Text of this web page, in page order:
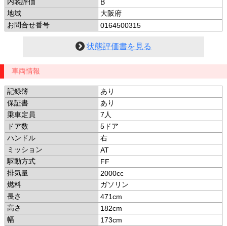
B
地域
大阪府
お問合せ番号
0164500315
状態評価書を見る
車両情報
記録簿
あり
保証書
あり
乗車定員
7人
ドア数
5ドア
ハンドル
右
ミッション
AT
駆動方式
FF
排気量
2000cc
燃料
ガソリン
長さ
471cm
高さ
182cm
幅
173cm